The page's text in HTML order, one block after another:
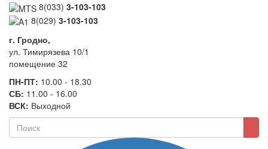
8(033) 3-103-103
8(029) 3-103-103
г. Гродно,
ул. Тимирязева 10/1
помещение 32
ПН-ПТ: 10.00 - 18.30
СБ: 11.00 - 16.00
ВСК: Выходной